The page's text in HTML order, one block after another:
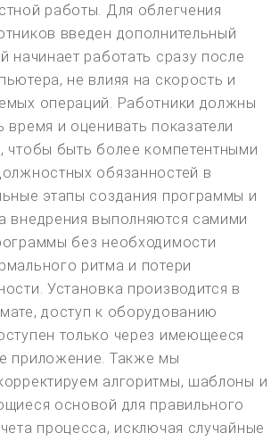
работы. Для облегчения
введен дополнительный
начинает работать сразу после
не влияя на скорость и
операций. Работники должны
время и оценивать показатели
чтобы быть более компетентными
обязанностей в
этапы создания программы и
внедрения выполняются самими
без необходимости
ритма и потери
Установка производится в
доступ к оборудованию
только через имеющееся
приложение. Также мы
алгоритмы, шаблоны и
основой для правильного
процесса, исключая случайные